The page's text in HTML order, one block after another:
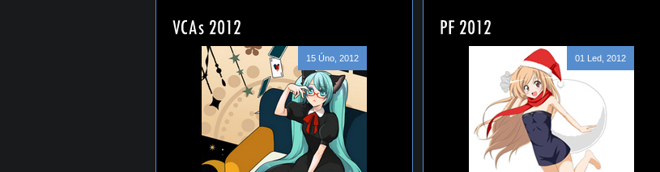
15 Úno, 2012 01 Led, 2012